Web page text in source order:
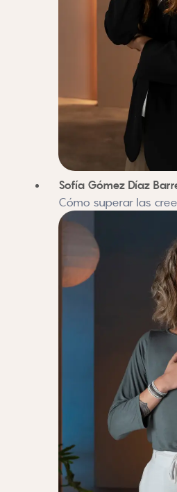
Sofía Gómez Díaz
Cómo superar las